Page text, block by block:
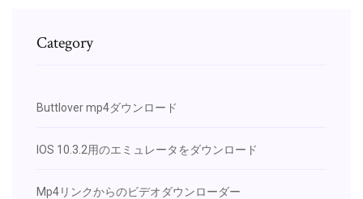
Category
Buttlover mp4ダウンロード
IOS 10.3.2用のエミュレータをダウンロード
Mp4リンクからのビデオダウンローダー